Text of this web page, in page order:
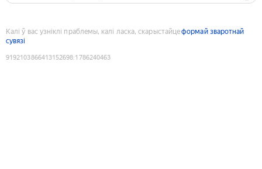
Калі ў вас узніклі праблемы, калі ласка, скарыстайцеформай зваротнай
сувязі
9192103866413152698:1786240463